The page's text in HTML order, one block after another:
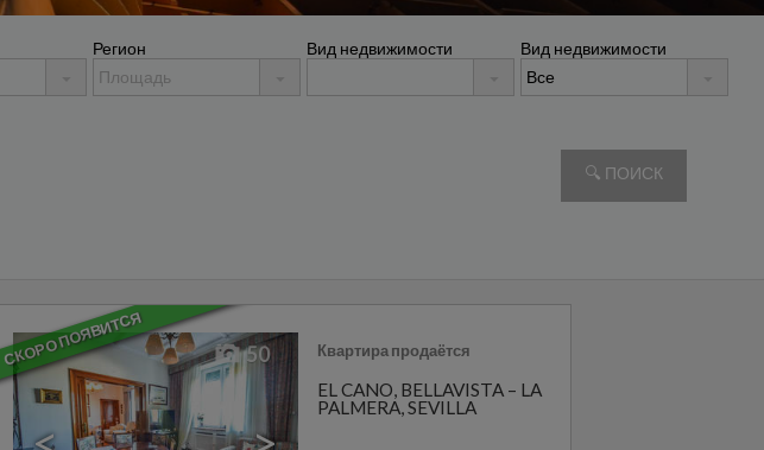
Регион Вид недвижимости Вид недвижимости
СКОРО ПОЯВИТСЯ 50
EL CANO, BELLAVISTA – LA
PALMERA,SEVILLA
Квартира продаётся